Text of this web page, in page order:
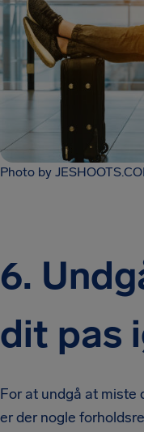
Photo by
6.
dit pas
For at undgå at miste
er der nogle